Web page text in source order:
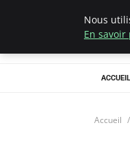
ACCUEIL
Accueil
Nous
En savoir